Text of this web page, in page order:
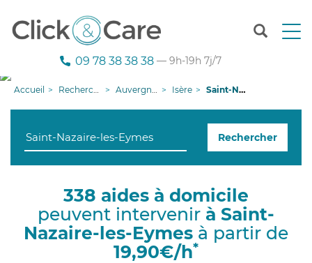
T
n
g
09 78 38 38 38 — 9h-19h 7j/7
Accueil Recherche aide à domicile Auvergne-Rhône-Alpes Isère Saint-Nazaire-les-Eymes
Rechercher
338 aides à domicile
peuvent intervenir à Saint-
Nazaire-les-Eymes à partir de
19,90€/h*